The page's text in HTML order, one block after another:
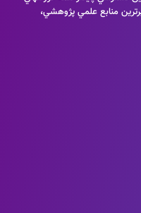
منابع علمي پژوهشي،